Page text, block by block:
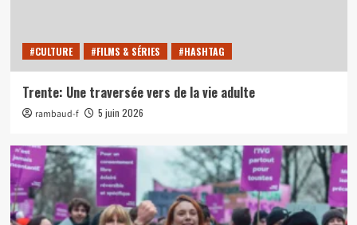
#CULTURE #FILMS & SÉRIES #HASHTAG
Trente: Une traversée vers de la vie adulte
rambaud-f 5 juin 2026